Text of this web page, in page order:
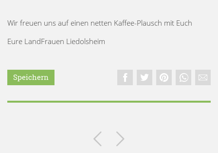
Wir freuen uns auf einen netten Kaffee-Plausch mit Euch
Eure LandFrauen Liedolsheim
Speichern